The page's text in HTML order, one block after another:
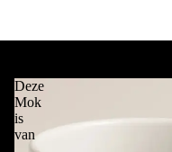
Deze
Mok
is
van